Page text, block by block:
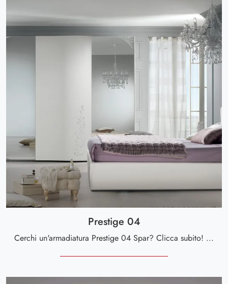
Prestige 04
Cerchi un'armadiatura Prestige 04 Spar? Clicca subito! Gli armadi a muro con ante scorrevoli ti aspettano.